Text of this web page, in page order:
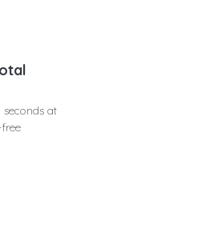
seconds at